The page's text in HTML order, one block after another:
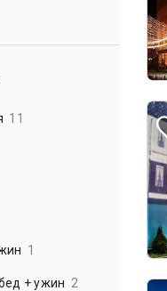
11
1
+ ужин 2